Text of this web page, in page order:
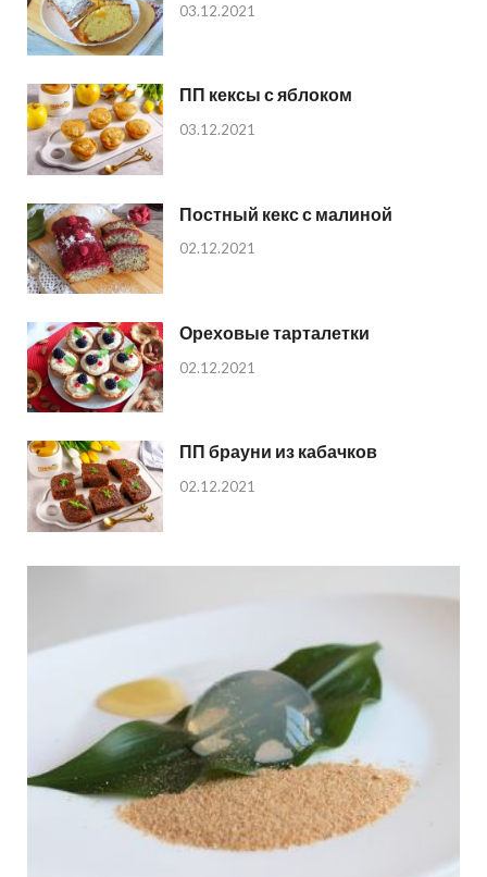
03.12.2021
ПП кексы с яблоком
03.12.2021
Постный кекс с малиной
02.12.2021
Ореховые тарталетки
02.12.2021
ПП брауни из кабачков
02.12.2021